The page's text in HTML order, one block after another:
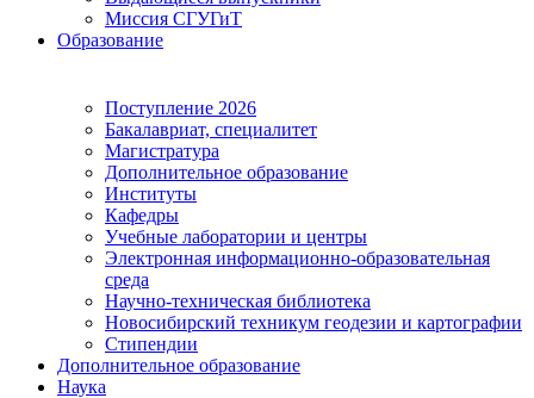
Миссия СГУГиТ
Образование
Поступление 2026
Бакалавриат, специалитет
Магистратура
Дополнительное образование
Институты
Кафедры
Учебные лаборатории и центры
Электронная информационно-образовательная
среда
Научно-техническая библиотека
Новосибирский техникум геодезии и картографии
Стипендии
Дополнительное образование
Наука